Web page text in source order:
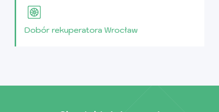
Dobór rekuperatora Wrocław